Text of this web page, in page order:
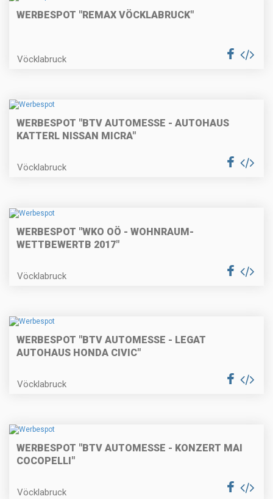
WERBESPOT "REMAX VÖCKLABRUCK"
Vöcklabruck
WERBESPOT "BTV AUTOMESSE - AUTOHAUS
KATTERL NISSAN MICRA"
Vöcklabruck
WERBESPOT "WKO OÖ - WOHNRAUM-
WETTBEWERTB 2017"
Vöcklabruck
WERBESPOT "BTV AUTOMESSE - LEGAT
AUTOHAUS HONDA CIVIC"
Vöcklabruck
WERBESPOT "BTV AUTOMESSE - KONZERT MAI
COCOPELLI"
Vöcklabruck